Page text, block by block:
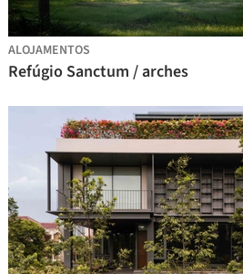
ALOJAMENTOS
Refúgio Sanctum / arches